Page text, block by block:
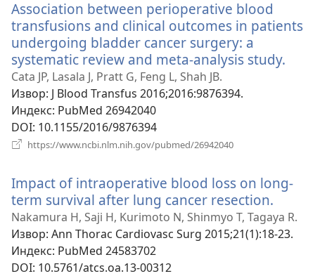
Association between perioperative blood
transfusions and clinical outcomes in patients
undergoing bladder cancer surgery: a
systematic review and meta-analysis study.
Cata JP, Lasala J, Pratt G, Feng L, Shah JB.
Извор‎: J Blood Transfus 2016;2016:9876394.
Индекс‎: PubMed 26942040
DOI‎: 10.1155/2016/9876394
https://www.ncbi.nlm.nih.gov/pubmed/26942040
Impact of intraoperative blood loss on long-
term survival after lung cancer resection.
нови
Nakamura H, Saji H, Kurimoto N, Shinmyo T, Tagaya R.
Извор‎: Ann Thorac Cardiovasc Surg 2015;21(1):18-23.
Индекс‎: PubMed 24583702
DOI‎: 10.5761/atcs.oa.13-00312